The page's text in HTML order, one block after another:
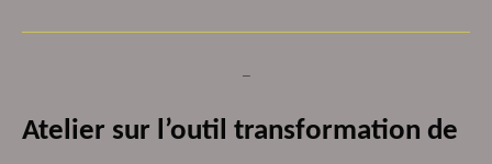
–
Atelier sur l’outil transformation de